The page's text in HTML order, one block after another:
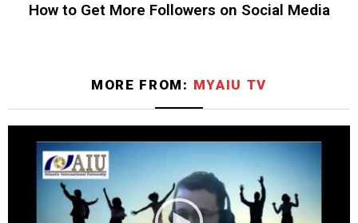
How to Get More Followers on Social Media
MORE FROM: MYAIU TV